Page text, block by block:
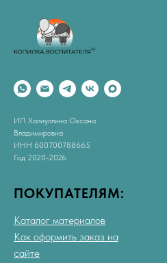
ИП Халиуллина Оксана
Владимировна
ИНН 600700788665
Год 2020-2026
ПОКУПАТЕЛЯМ:
Каталог материалов
Как оформить заказ на
сайте